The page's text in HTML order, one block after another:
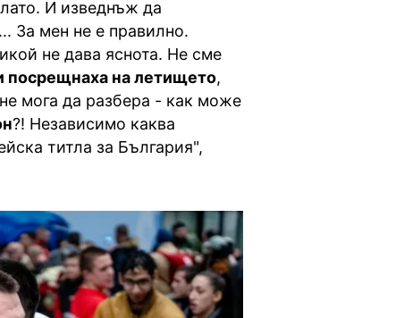
И изведнъж да
За мен не е правилно.
не дава яснота. Не сме
посрещнаха на летището,
мога да разбера - как може
?! Независимо каква
титла за България",